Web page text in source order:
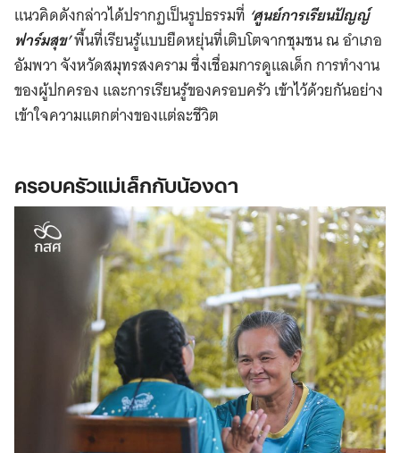
แนวคิดดังกล่าวได้ปรากฏเป็นรูปธรรมที่ ‘ศูนย์การเรียนปัญญ์
ฟาร์มสุข’พื้นที่เรียนรู้แบบยืดหยุ่นที่เติบโตจากชุมชน ณ อำเภอ
อัมพวา จังหวัดสมุทรสงคราม ซึ่งเชื่อมการดูแลเด็ก การทำงาน
ของผู้ปกครอง และการเรียนรู้ของครอบครัว เข้าไว้ด้วยกันอย่าง
เข้าใจความแตกต่างของแต่ละชีวิต
ครอบครัวแม่เล็กกับน้องดา